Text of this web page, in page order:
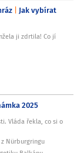
Jak vybírat
ji zdrtila! Co jí
2025
Vláda řekla, co si o
z Nürburgringu